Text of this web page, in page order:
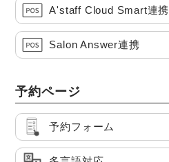
A'staff Cloud Smart連携
Salon Answer連携
予約ページ
予約フォーム